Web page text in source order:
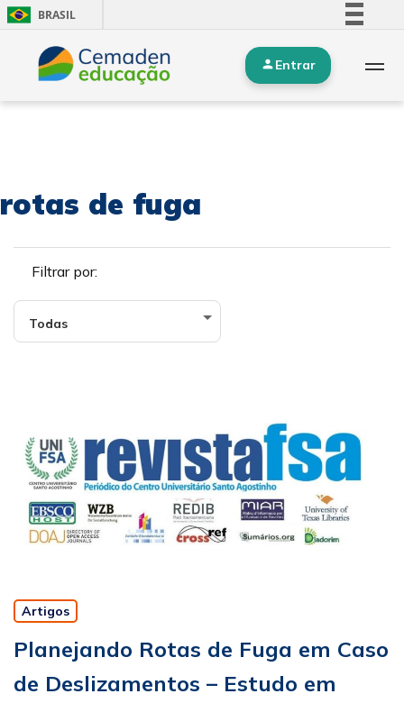
BRASIL
Simplifique!
Comunica BR
Entrar
rotas de fuga
Filtrar por:
Artigos
Planejando Rotas de Fuga em Caso
de Deslizamentos – Estudo em